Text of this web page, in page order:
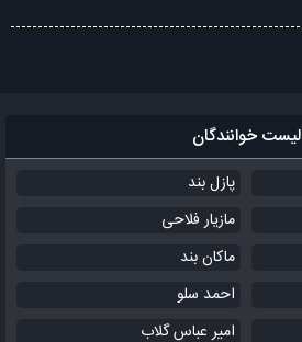
لیست خوانندگان
پازل بند
مازیار فلاحی
ماکان بند
احمد سلو
امیر عباس گلاب